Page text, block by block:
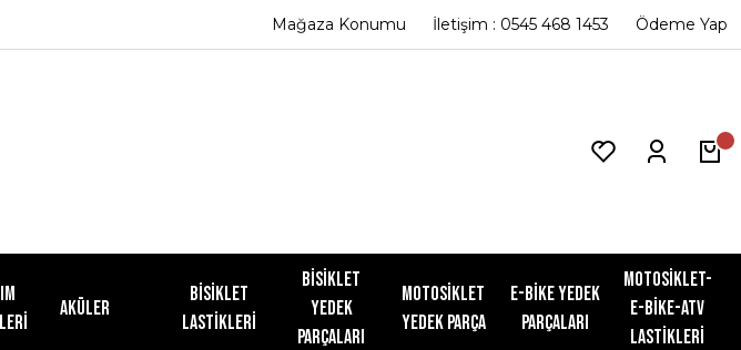
Mağaza Konumu İletişim : 0545 468 1453 Ödeme Yap
Aküler
Bisiklet
Lastikleri
Bisiklet
Yedek
Parçaları
Motosiklet
Yedek Parça
E-Bike Yedek
Parçaları
Motosiklet-
E-Bike-ATV
Lastikleri